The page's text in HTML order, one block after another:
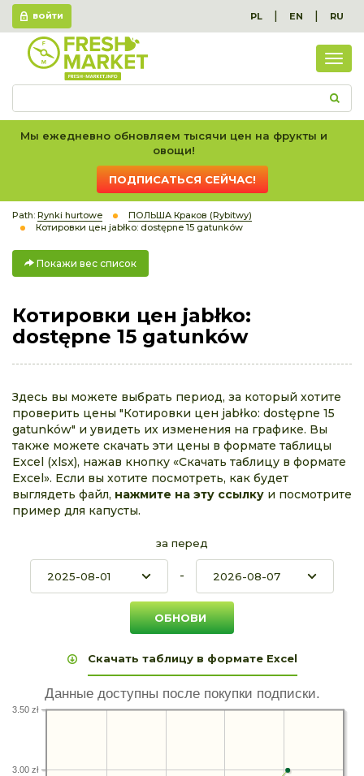
ВОЙТИ PL | EN | RU
вес
Мы ежедневно обновляем тысячи цен на фрукты и
овощи!
ПОДПИСАТЬСЯ СЕЙЧАС!
Path: Rynki hurtowe
ПОЛЬША Краков (Rybitwy)
Котировки цен jabłko: dostępne 15 gatunków
Покажи вес список
Котировки цен jabłko:
dostępne 15 gatunków
Здесь вы можете выбрать период, за который хотите
проверить цены "Котировки цен jabłko: dostępne 15
gatunków" и увидеть их изменения на графике. Вы
также можете скачать эти цены в формате таблицы
Excel (xlsx), нажав кнопку «Скачать таблицу в формате
Excel». Если вы хотите посмотреть, как будет
выглядеть файл, нажмите на эту ссылку и посмотрите
пример для капусты.
за перед
-
Скачать таблицу в формате Excel
Данные доступны после покупки подписки.
3.00 zł
3.50 zł